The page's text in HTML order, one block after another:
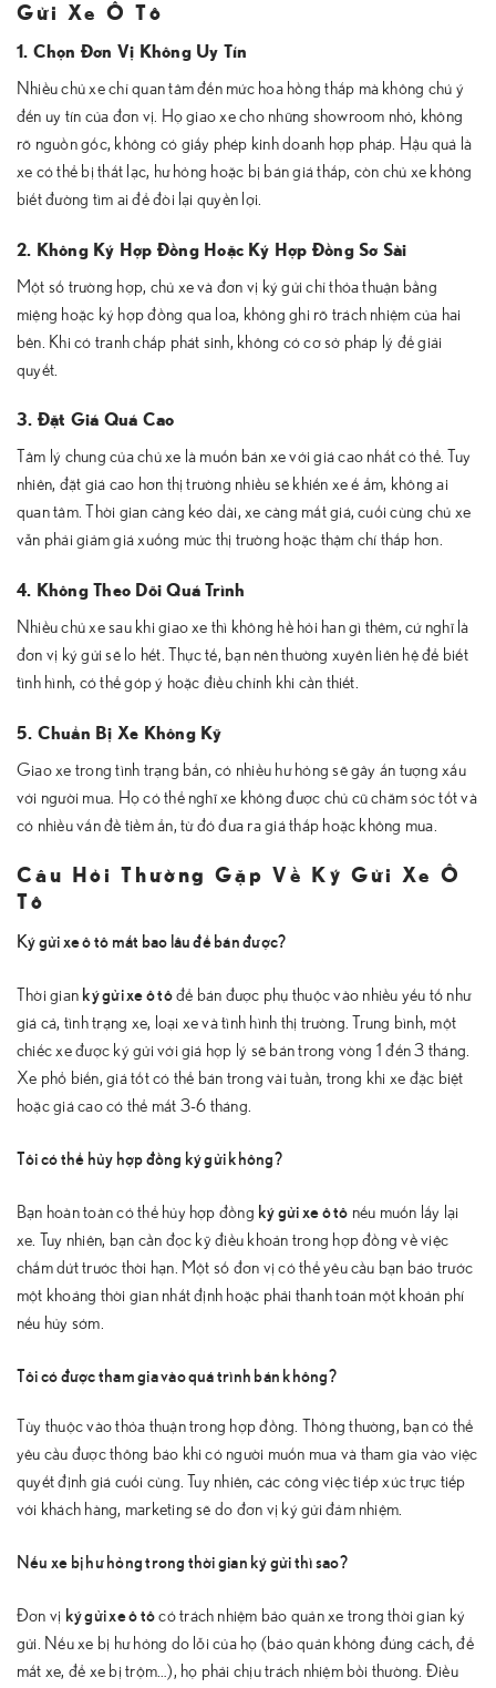
Gửi Xe Ô Tô
1. Chọn Đơn Vị Không Uy Tín
Nhiều chủ xe chỉ quan tâm đến mức hoa hồng thấp mà không chú ý
đến uy tín của đơn vị. Họ giao xe cho những showroom nhỏ, không
rõ nguồn gốc, không có giấy phép kinh doanh hợp pháp. Hậu quả là
xe có thể bị thất lạc, hư hỏng hoặc bị bán giá thấp, còn chủ xe không
biết đường tìm ai để đòi lại quyền lợi.
2. Không Ký Hợp Đồng Hoặc Ký Hợp Đồng Sơ Sài
Một số trường hợp, chủ xe và đơn vị ký gửi chỉ thỏa thuận bằng
miệng hoặc ký hợp đồng qua loa, không ghi rõ trách nhiệm của hai
bên. Khi có tranh chấp phát sinh, không có cơ sở pháp lý để giải
quyết.
3. Đặt Giá Quá Cao
Tâm lý chung của chủ xe là muốn bán xe với giá cao nhất có thể. Tuy
nhiên, đặt giá cao hơn thị trường nhiều sẽ khiến xe ế ẩm, không ai
quan tâm. Thời gian càng kéo dài, xe càng mất giá, cuối cùng chủ xe
vẫn phải giảm giá xuống mức thị trường hoặc thậm chí thấp hơn.
4. Không Theo Dõi Quá Trình
Nhiều chủ xe sau khi giao xe thì không hề hỏi han gì thêm, cứ nghĩ là
đơn vị ký gửi sẽ lo hết. Thực tế, bạn nên thường xuyên liên hệ để biết
tình hình, có thể góp ý hoặc điều chỉnh khi cần thiết.
5. Chuẩn Bị Xe Không Kỹ
Giao xe trong tình trạng bẩn, có nhiều hư hỏng sẽ gây ấn tượng xấu
với người mua. Họ có thể nghĩ xe không được chủ cũ chăm sóc tốt và
có nhiều vấn đề tiềm ẩn, từ đó đưa ra giá thấp hoặc không mua.
Câu Hỏi Thường Gặp Về Ký Gửi Xe Ô
Tô
Ký gửi xe ô tô mất bao lâu để bán được?
Thời gian ký gửi xe ô tôđể bán được phụ thuộc vào nhiều yếu tố như
giá cả, tình trạng xe, loại xe và tình hình thị trường. Trung bình, một
chiếc xe được ký gửi với giá hợp lý sẽ bán trong vòng 1 đến 3 tháng.
Xe phổ biến, giá tốt có thể bán trong vài tuần, trong khi xe đặc biệt
hoặc giá cao có thể mất 3-6 tháng.
Tôi có thể hủy hợp đồng ký gửi không?
Bạn hoàn toàn có thể hủy hợp đồng ký gửi xe ô tô nếu muốn lấy lại
xe. Tuy nhiên, bạn cần đọc kỹ điều khoản trong hợp đồng về việc
chấm dứt trước thời hạn. Một số đơn vị có thể yêu cầu bạn báo trước
một khoảng thời gian nhất định hoặc phải thanh toán một khoản phí
nếu hủy sớm.
Tôi có được tham gia vào quá trình bán không?
Tùy thuộc vào thỏa thuận trong hợp đồng. Thông thường, bạn có thể
yêu cầu được thông báo khi có người muốn mua và tham gia vào việc
quyết định giá cuối cùng. Tuy nhiên, các công việc tiếp xúc trực tiếp
với khách hàng, marketing sẽ do đơn vị ký gửi đảm nhiệm.
Nếu xe bị hư hỏng trong thời gian ký gửi thì sao?
Đơn vị ký gửi xe ô tôcó trách nhiệm bảo quản xe trong thời gian ký
gửi. Nếu xe bị hư hỏng do lỗi của họ (bảo quản không đúng cách, để
mất xe, để xe bị trộm…), họ phải chịu trách nhiệm bồi thường. Điều